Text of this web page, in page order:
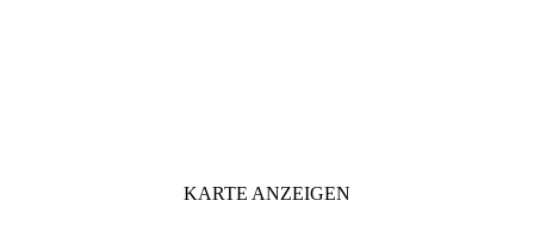
KARTE ANZEIGEN